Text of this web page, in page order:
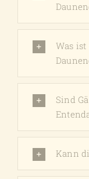
Was
Sind
Kann